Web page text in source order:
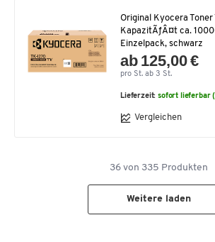
Original Kyocera Toner
KapazitÃƒÂ¤t ca.
Einzelpack, schwarz
ab 125,00 €
pro St. ab 3 St.
Lieferzeit:sofort lieferbar
Vergleichen
36von 335 Produkten
Weitere laden